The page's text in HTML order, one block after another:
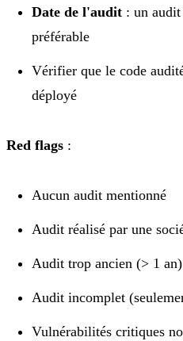
Date de l'audit : un
préférable
Vérifier que le code
déployé
Red flags :
Aucun audit mentionné
Audit réalisé par une
Audit trop ancien (> 1
Audit incomplet
Vulnérabilités critiques